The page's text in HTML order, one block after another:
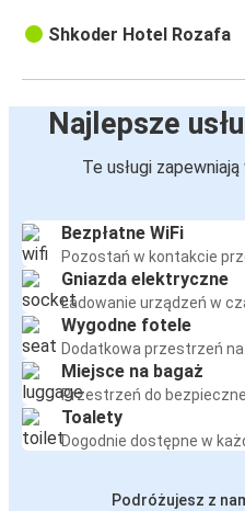
Shkoder Hotel Rozafa
Najlepsze
Te usługi
Bezpłatne WiFi
Pozostań w kontakcie
Gniazda elektryczne
Ładowanie urządzeń w
Wygodne fotele
Dodatkowa przestrzeń
Miejsce na bagaż
Przestrzeń do
Toalety
Dogodnie dostępne w
Podróżujesz z